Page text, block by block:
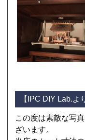
【IPC DIY Lab.よ
この度は素敵な写
ざいます。